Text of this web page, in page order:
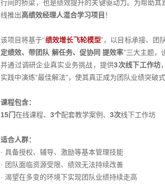
行间的桥梁，也是绩效提升的关键驱动力。为帮助其
线推出高绩效经理人混合学习项目 ！
该项目将基于“绩效增长飞轮模型”，以目标承接、团
定绩效、带团队 解任务、促协同 提效率”三大主题，
并通过调研企业真实业务挑战，提供3次线下工作坊
实践中演练“最佳解法”，使其真正成为团队业绩突破式
课程包含：
15门在线课程、 3个配套教学案例、 3次线下工作坊
适合人群：
· 具备授权、辅导、激励等基本管理技能
· 团队面临资源受限、绩效无法持续改善
· 渴望在多变的环境下实现团队业绩持续走高